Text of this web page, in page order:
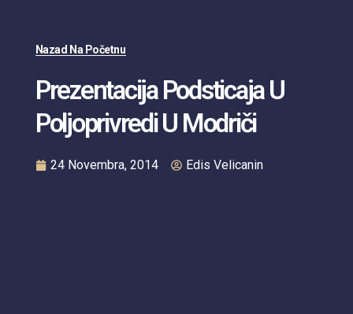
Nazad Na Početnu
Prezentacija Podsticaja U
Poljoprivredi U Modriči
24 Novembra, 2014 Edis Velicanin